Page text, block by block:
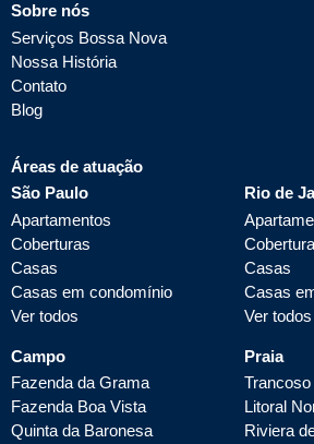
Sobre nós
Serviços Bossa Nova
Nossa História
Contato
Blog
Áreas de atuação
São Paulo
Apartamentos
Coberturas
Casas
Casas em condomínio
Ver todos
Rio de
Casas
Casas
Ver todos
Campo
Fazenda da Grama
Fazenda Boa Vista
Quinta da Baronesa
Praia
Trancoso
Litoral
Riviera